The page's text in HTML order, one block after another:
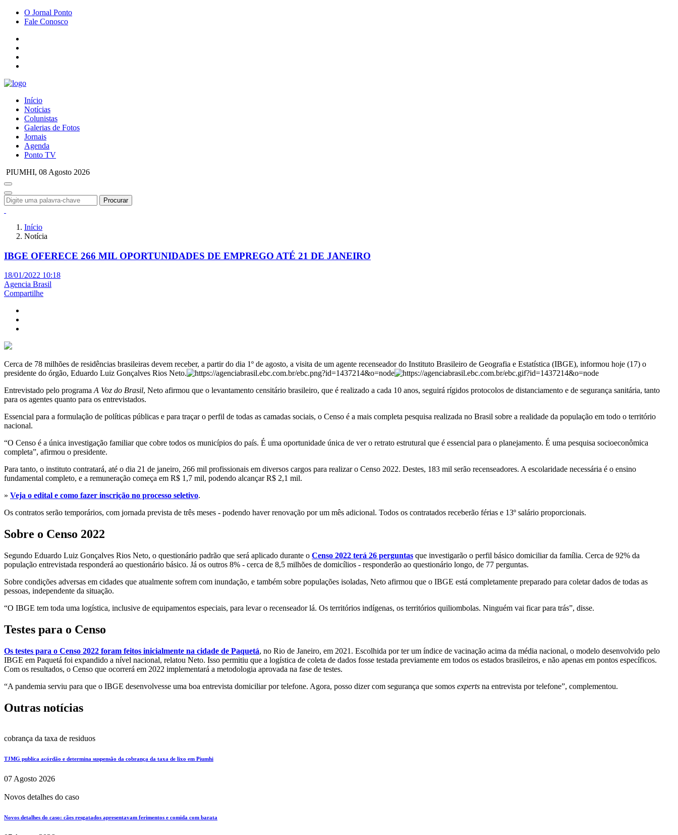
O Jornal Ponto
Fale Conosco
Início
Notícias
Colunistas
Galerias de Fotos
Jornais
Agenda
Ponto TV
PIUMHI, 08 Agosto 2026
Procurar
Início
Notícia
IBGE OFERECE 266 MIL OPORTUNIDADES DE EMPREGO ATÉ 21 DE JANEIRO
18/01/2022 10:18
Agencia Brasil
Compartilhe
Cerca de 78 milhões de residências brasileiras devem receber, a partir do dia 1º de agosto, a visita de um agente recenseador do Instituto Brasileiro de Geografia e Estatística (IBGE), informou hoje (17) o
presidente do órgão, Eduardo Luiz Gonçalves Rios Neto.
Entrevistado pelo programaA Voz do Brasil, Neto afirmou que o levantamento censitário brasileiro, que é realizado a cada 10 anos, seguirá rígidos protocolos de distanciamento e de segurança sanitária, tanto
para os agentes quanto para os entrevistados.
Essencial para a formulação de políticas públicas e para traçar o perfil de todas as camadas sociais, o Censo é a mais completa pesquisa realizada no Brasil sobre a realidade da população em todo o território
nacional.
“O Censo é a única investigação familiar que cobre todos os municípios do país. É uma oportunidade única de ver o retrato estrutural que é essencial para o planejamento. É uma pesquisa socioeconômica
completa”, afirmou o presidente.
Para tanto, o instituto contratará, até o dia 21 de janeiro, 266 mil profissionais em diversos cargos para realizar o Censo 2022. Destes, 183 mil serão recenseadores. A escolaridade necessária é o ensino
fundamental completo, e a remuneração começa em R$ 1,7 mil, podendo alcançar R$ 2,1 mil.
» Veja o edital e como fazer inscrição no processo seletivo.
Os contratos serão temporários, com jornada prevista de três meses - podendo haver renovação por um mês adicional. Todos os contratados receberão férias e 13º salário proporcionais.
Sobre o Censo 2022
Segundo Eduardo Luiz Gonçalves Rios Neto, o questionário padrão que será aplicado durante o Censo 2022 terá 26 perguntas que investigarão o perfil básico domiciliar da família. Cerca de 92% da
população entrevistada responderá ao questionário básico. Já os outros 8% - cerca de 8,5 milhões de domicílios - responderão ao questionário longo, de 77 perguntas.
Sobre condições adversas em cidades que atualmente sofrem com inundação, e também sobre populações isoladas, Neto afirmou que o IBGE está completamente preparado para coletar dados de todas as
pessoas, independente da situação.
“O IBGE tem toda uma logística, inclusive de equipamentos especiais, para levar o recenseador lá. Os territórios indígenas, os territórios quiliombolas. Ninguém vai ficar para trás”, disse.
Testes para o Censo
Os testes para o Censo 2022 foram feitos inicialmente na cidade de Paquetá, no Rio de Janeiro, em 2021. Escolhida por ter um índice de vacinação acima da média nacional, o modelo desenvolvido pelo
IBGE em Paquetá foi expandido a nível nacional, relatou Neto. Isso permitiu que a logística de coleta de dados fosse testada previamente em todos os estados brasileiros, e não apenas em pontos específicos.
Com os resultados, o Censo que ocorrerá em 2022 implementará a metodologia aprovada na fase de testes.
“A pandemia serviu para que o IBGE desenvolvesse uma boa entrevista domiciliar por telefone. Agora, posso dizer com segurança que somos experts na entrevista por telefone”, complementou.
Outras notícias
cobrança da taxa de residuos
TJMG publica acórdão e determina suspensão da cobrança da taxa de lixo em Piumhi
07 Agosto 2026
Novos detalhes do caso
Novos detalhes do caso: cães resgatados apresentavam ferimentos e comida com barata